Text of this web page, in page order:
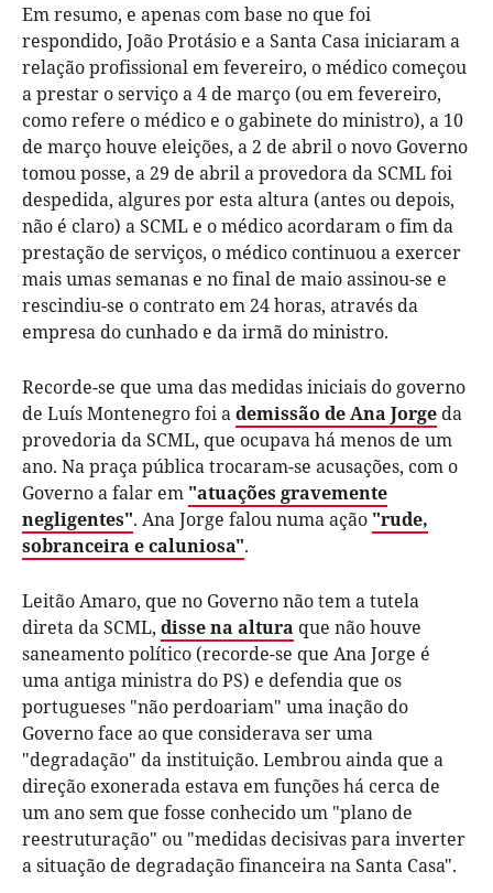
Em resumo, e apenas com base no que foi
respondido, João Protásio e a Santa Casa iniciaram a
relação profissional em fevereiro, o médico começou
a prestar o serviço a 4 de março (ou em fevereiro,
como refere o médico e o gabinete do ministro), a 10
de março houve eleições, a 2 de abril o novo Governo
tomou posse, a 29 de abril a provedora da SCML foi
despedida, algures por esta altura (antes ou depois,
não é claro) a SCML e o médico acordaram o fim da
prestação de serviços, o médico continuou a exercer
mais umas semanas e no final de maio assinou-se e
rescindiu-se o contrato em 24 horas, através da
empresa do cunhado e da irmã do ministro.
Recorde-se que uma das medidas iniciais do governo
de Luís Montenegro foi ademissão de Ana Jorge da
provedoria da SCML, que ocupava há menos de um
ano. Na praça pública trocaram-se acusações, com o
Governo a falar em "atuações gravemente
negligentes". Ana Jorge falou numa ação "rude,
sobranceira e caluniosa".
Leitão Amaro, que no Governo não tem a tutela
direta da SCML, disse na altura que não houve
saneamento político (recorde-se que Ana Jorge é
uma antiga ministra do PS) e defendia que os
portugueses "não perdoariam" uma inação do
Governo face ao que considerava ser uma
"degradação" da instituição. Lembrou ainda que a
direção exonerada estava em funções há cerca de
um ano sem que fosse conhecido um "plano de
reestruturação" ou "medidas decisivas para inverter
a situação de degradação financeira na Santa Casa".